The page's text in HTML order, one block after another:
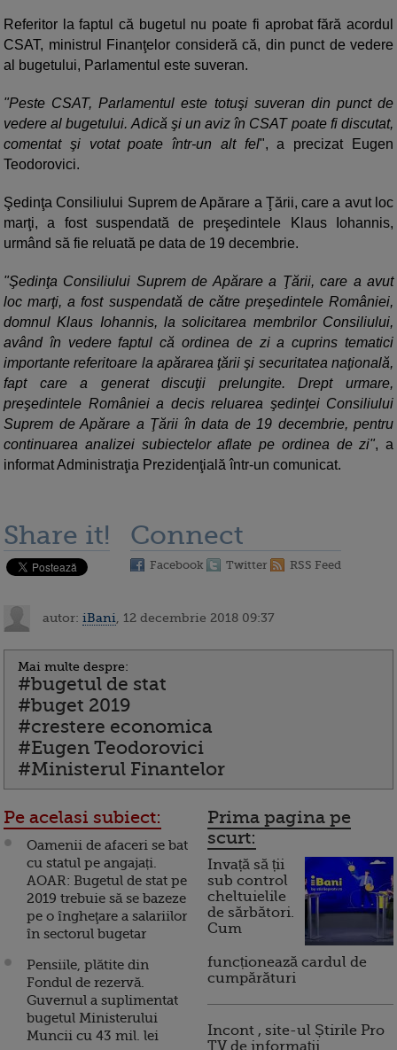
Referitor la faptul că bugetul nu poate fi aprobat fără acordul
CSAT, ministrul Finanţelor consideră că, din punct de vedere
al bugetului, Parlamentul este suveran.
"Peste CSAT, Parlamentul este totuşi suveran din punct de
vedere al bugetului. Adică şi un aviz în CSAT poate fi discutat,
comentat şi votat poate într-un alt fel", a precizat Eugen
Teodorovici.
Şedinţa Consiliului Suprem de Apărare a Ţării, care a avut loc
marţi, a fost suspendată de preşedintele Klaus Iohannis,
urmând să fie reluată pe data de 19 decembrie.
"Şedinţa Consiliului Suprem de Apărare a Ţării, care a avut
loc marţi, a fost suspendată de către preşedintele României,
domnul Klaus Iohannis, la solicitarea membrilor Consiliului,
având în vedere faptul că ordinea de zi a cuprins tematici
importante referitoare la apărarea ţării şi securitatea naţională,
fapt care a generat discuţii prelungite. Drept urmare,
preşedintele României a decis reluarea şedinţei Consiliului
Suprem de Apărare a Ţării în data de 19 decembrie, pentru
continuarea analizei subiectelor aflate pe ordinea de zi", a
informat Administraţia Prezidenţială într-un comunicat.
Share it! Connect
Facebook Twitter RSS Feed
autor: iBani , 12 decembrie 2018 09:37
Mai multe despre:
#bugetul de stat
#buget 2019
#crestere economica
#Eugen Teodorovici
#Ministerul Finantelor
Pe acelasi subiect:
Oamenii de afaceri se bat
cu statul pe angajați.
AOAR: Bugetul de stat pe
2019 trebuie să se bazeze
pe o îngheţare a salariilor
în sectorul bugetar
Pensiile, plătite din
Fondul de rezervă.
Guvernul a suplimentat
bugetul Ministerului
Muncii cu 43 mil. lei
Prima pagina pe
scurt:
Invață să ții
sub control
cheltuielile
de sărbători.
Cum
funcționează cardul de
cumpărături
Incont , site-ul Știrile Pro
TV de informații